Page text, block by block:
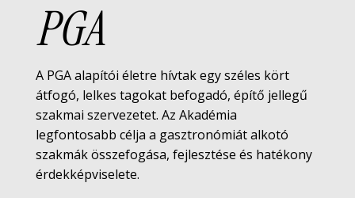
PGA
A PGA alapítói életre hívtak egy széles kört
átfogó, lelkes tagokat befogadó, építő jellegű
szakmai szervezetet. Az Akadémia
legfontosabb célja a gasztronómiát alkotó
szakmák összefogása, fejlesztése és hatékony
érdekképviselete.